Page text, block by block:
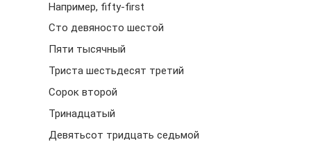
Например, fifty-first
Сто девяносто шестой
Пяти тысячный
Триста шестьдесят третий
Сорок второй
Тринадцатый
Девятьсот тридцать седьмой